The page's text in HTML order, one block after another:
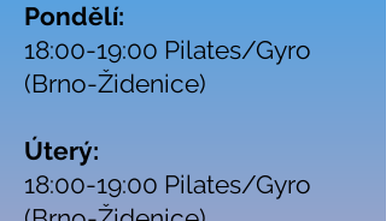
Pondělí:
18:00-19:00 Pilates/Gyro
(Brno-Židenice)
Úterý:
18:00-19:00 Pilates/Gyro